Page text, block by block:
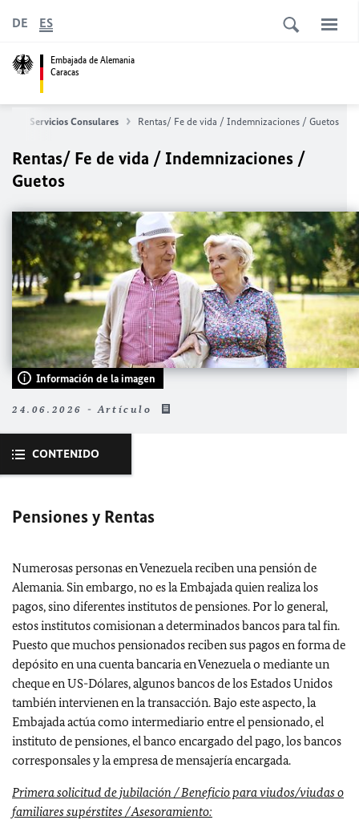
Embajada de Alemania
Caracas
DE ES
Servicios Consulares Rentas/ Fe de vida / Indemnizaciones / Guetos
Rentas/ Fe de vida / Indemnizaciones /
Guetos
Información de la imagen
24.06.2026 - Artículo
CONTENIDO
Pensiones y Rentas
Numerosas personas en Venezuela reciben una pensión de
Alemania. Sin embargo, no es la Embajada quien realiza los
pagos, sino diferentes institutos de pensiones. Por lo general,
estos institutos comisionan a determinados bancos para tal fin.
Puesto que muchos pensionados reciben sus pagos en forma de
depósito en una cuenta bancaria en Venezuela o mediante un
cheque en US-Dólares, algunos bancos de los Estados Unidos
también intervienen en la transacción. Bajo este aspecto, la
Embajada actúa como intermediario entre el pensionado, el
instituto de pensiones, el banco encargado del pago, los bancos
corresponsales y la empresa de mensajería encargada.
Primera solicitud de jubilación / Beneficio para viudos/viudas o
familiares supérstites / Asesoramiento: